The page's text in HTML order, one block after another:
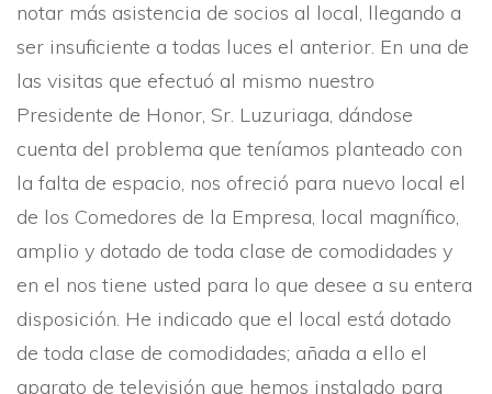
notar más asistencia de socios al local, llegando a
ser insuficiente a todas luces el anterior. En una de
las visitas que efectuó al mismo nuestro
Presidente de Honor, Sr. Luzuriaga, dándose
cuenta del problema que tení­amos planteado con
la falta de espacio, nos ofreció para nuevo local el
de los Comedores de la Empresa, local magní­fico,
amplio y dotado de toda clase de comodidades y
en el nos tiene usted para lo que desee a su entera
disposición. He indicado que el local está dotado
de toda clase de comodidades; añada a ello el
aparato de televisión que hemos instalado para